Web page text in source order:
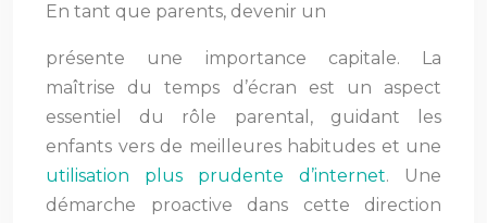
En tant que parents, devenir un
présente une importance capitale. La
maîtrise du temps d’écran est un aspect
essentiel du rôle parental, guidant les
enfants vers de meilleures habitudes et une
utilisation plus prudente d’internet. Une
démarche proactive dans cette direction